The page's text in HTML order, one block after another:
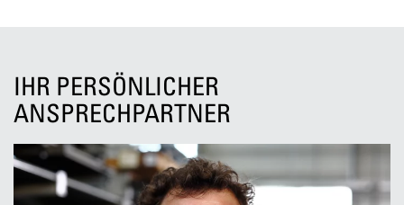
IHR PERSÖNLICHER
ANSPRECHPARTNER